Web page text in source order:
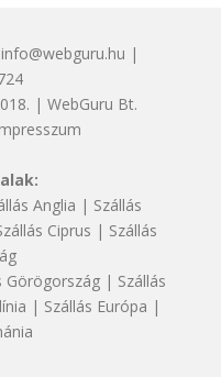
|
| WebGuru Bt.
Anglia | Szállás
Ciprus | Szállás
Görögország| Szállás
| Szállás Európa |